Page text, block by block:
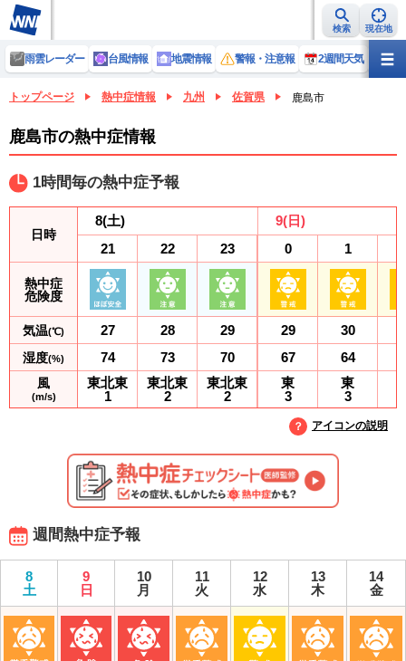
検索 現在地
雨雲レーダー 台風情報 地震情報 警報・注意報 2週間天気 ラ
トップページ 熱中症情報 九州 佐賀県 鹿島市
鹿島市の熱中症情報
1時間毎の熱中症予報
日時
熱中症
危険度
気温(℃)
湿度(%)
風
(m/s)
8(土)
21
27
74
東北東
1
22
28
73
東北東
2
23
29
70
東北東
2
9(日)
0
29
67
東
3
1
30
64
東
3
アイコンの説明
週間熱中症予報
8
土
9
日
10
月
11
火
12
水
13
木
14
金